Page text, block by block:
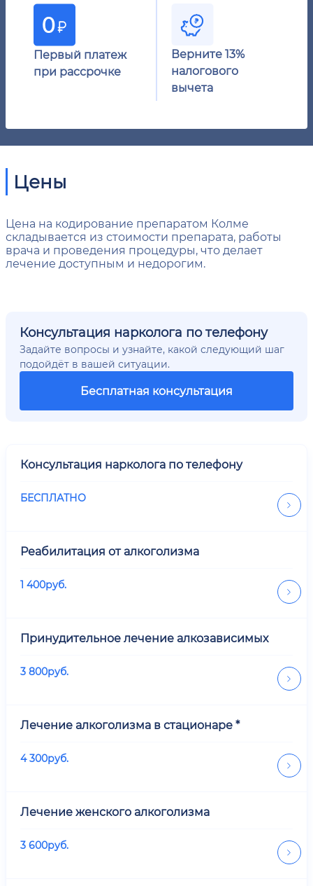
Первый платеж
при рассрочке
Верните 13%
налогового
вычета
Цены
Цена на кодирование препаратом Колме
складывается из стоимости препарата, работы
врача и проведения процедуры, что делает
лечение доступным и недорогим.
Консультация нарколога по телефону
Задайте вопросы и узнайте, какой следующий шаг
подойдёт в вашей ситуации.
Бесплатная консультация
Консультация нарколога по телефону
БЕСПЛАТНО
Реабилитация от алкоголизма
1 400руб.
Принудительное лечение алкозависимых
3 800руб.
Лечение алкоголизма в стационаре *
4 300руб.
Лечение женского алкоголизма
3 600руб.